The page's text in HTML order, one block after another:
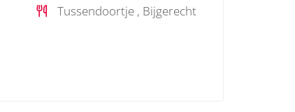
Tussendoortje , Bijgerecht